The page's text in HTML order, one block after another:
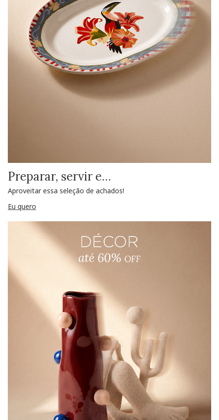
Preparar, servir e…
Aproveitar essa seleção de achados!
Eu quero